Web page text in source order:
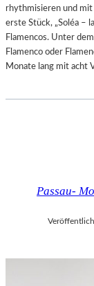
rhythmisieren und mit
erste Stück, „Soléa –
Flamencos. Unter
Flamenco oder
Monate lang mit acht
Passau-